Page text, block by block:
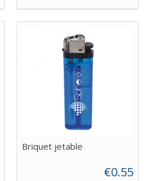
Briquet jetable
€0.55